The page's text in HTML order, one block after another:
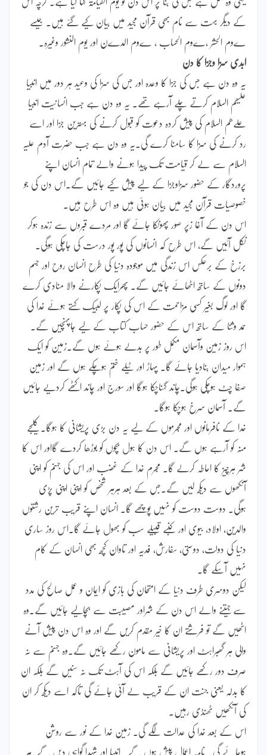
کے دیگر بہت سے نام بھی قرآن مجید میں بیان کیے گئے ہیں۔ جیسے
ےوم الحشر ،ےوم الحساب ، ےوم الدےن اور یوم النشور وغیرہ۔
ابدی سزا وجزا کا دن
یہ وہ دن ہے جس کی جزا کا وعدہ اور جس کی سزا کی وعید ہر دور میں انبیا
علیھم السلام کرتے چلے آرہے تھے۔ یہ وہ دن ہے جب انسانیت انبیا
علےھم السلام کی پیش کردہ دعوت کو قبول کرنے کی بہترین جزا اور اسے
رد کرنے کی سزا کا سامنا کرے گی۔یہ وہ دن ہے جب حضرت آدم علیہ
السلام سے لے کر قیامت تک پیدا ہونے والے تمام انسان اپنے
پروردگار کے حضور سزاوجزا کے لیے پیش کیے جائیں گے۔اس دن کی جو
خصوصیات قرآن مجید میں بیان ہوئی ہیں وہ اس طرح ہیں۔
اس دن کے آغا زپر صور پھونکا جائے گا اور مردے قبروں سے زندہ ہوکر
نکل آئیں گے، اس طرح کہ انسانوں کی پور پور درست کی جاچکی ہوگی۔
برزخ کے برعکس اس زندگی میں موجودہ دنیا کی طرح انسان روح اور جسم
دونوں کے ساتھ اٹھائے جائیں گے۔ پھرایک پکارنے والا منادی کرے
گا اور لوگ بغیر کسی مزاحمت کے اس کی پکار پر لبیک کہتے ہوئے خدا کی
حمد وثنا کے ساتھ اس کے حضور حساب کتاب کے لیے جاپہنچیں گے۔
اس روز زمین وآسمان مکمل طور پر بدلے ہوئے ہوں گے۔زمین کو ایک
ہموار میدان بنادیا جائے گا۔ پہاڑ اور ٹیلے ختم ہوچکے ہوں گے اور زمین
صفا چٹ ہوچکی ہوگی۔چاند گہناچکا ہوگا اور سورج اور چاند اکٹھے کردیے جائیں
گے۔ آسمان سرخ ہوچکا ہوگا۔
خدا کے نافرمانوں اور مجرموں کے لیے یہ دن بڑی پریشانی کا ہوگا۔کلیجے
منہ کو آرہے ہوں گے۔ اس دن کا ہول بچوں کو بوڑھا کردے گااور اس کا
شر ہرچیز کا احاطہ کرلے گا۔ مجرم خدا کے غضب اور اس کی جہنم کو اپنی
آنکھوں سے دیکھ لیں گے۔جس کے بعد ہرہر شخص کو اپنی اپنی پڑی
ہوگی۔ دوست دوست کو نہیں پوچھے گا۔ انسان اپنے قریب ترین رشتوں
والدین، اولاد، بیوی اور کنبے قبیلے سب کو بھول جائے گا۔اس روز ساری
دنیا کی دولت، دوستی، سفارش، فدیہ اور تاوان کچھ بھی انسان کے کام
نہیں آسکے گا۔
لیکن دوسری طرف دنیا کے امتحان کی بازی کو ایمان و عمل صالح کی مدد
سے جیتنے والے اس دن کے شراور مصیبت سے بچالیے جائیں گے۔وہ
اٹھیں گے تو فرشتے ان کا خیر مقدم کریں گے اور وہ اس دن پیش آنے
والی ہر گھبراہٹ اور پریشانی سے مامون رکھے جائیں گے۔وہ جہنم سے نہ
صرف دور رکھے جائیں گے بلکہ اس کی آہٹ تک نہ سنیں گے بلکہ ان
کا بدلہ یعنی جنت ان کے قریب لے آئی جائے گی تاکہ اسے دیکھ کر ان
کی آنکھیں ٹھنڈی رہیں۔
اس کے بعد خدا کی عدالت لگے گی۔ زمین خدا کے نور سے روشن
ہوجائے گی۔ نامہ اعمال پیش ہوں گے۔ انبیا اور شہدا گواہی دیں گے۔ہر